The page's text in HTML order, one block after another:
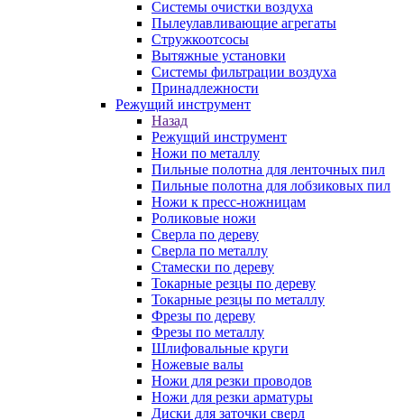
Системы очистки воздуха
Пылеулавливающие агрегаты
Стружкоотсосы
Вытяжные установки
Системы фильтрации воздуха
Принадлежности
Режущий инструмент
Назад
Режущий инструмент
Ножи по металлу
Пильные полотна для ленточных пил
Пильные полотна для лобзиковых пил
Ножи к пресс-ножницам
Роликовые ножи
Сверла по дереву
Сверла по металлу
Стамески по дереву
Токарные резцы по дереву
Токарные резцы по металлу
Фрезы по дереву
Фрезы по металлу
Шлифовальные круги
Ножевые валы
Ножи для резки проводов
Ножи для резки арматуры
Диски для заточки сверл